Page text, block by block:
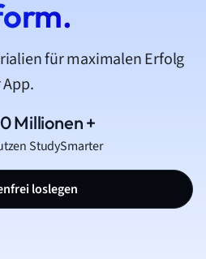
für maximalen Erfolg
Millionen +
StudySmarter
loslegen